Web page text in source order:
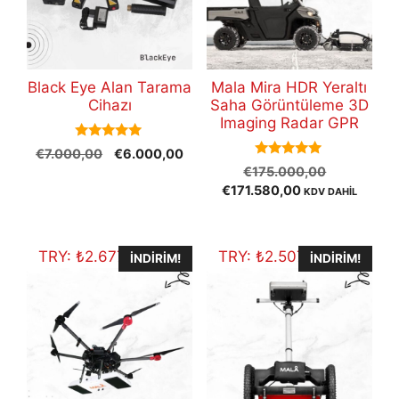
Black Eye Alan Tarama
Cihazı
5.00
out of 5
€7.000,00
Orijinal
€6.000,00Şu
Mala Mira HDR Yeraltı
Saha Görüntüleme 3D
Imaging Radar GPR
5.00
out of 5
€175.000,00
fiyat:
€171.580,00Şu
€171.580,00.
KDV DAHİL
TRY:₺2.677.964,30
İNDIRIM! TRY: ₺2.507.498,40
İNDIRIM!